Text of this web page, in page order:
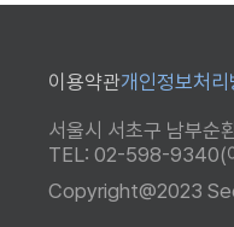
이용약관개인정보처리
서울시 서초구 남부
TEL: 02-598-9340(
Copyright@2023